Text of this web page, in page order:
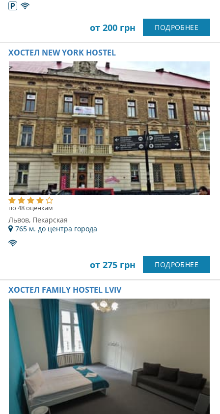
от 200 грн ПОДРОБНЕЕ
ХОСТЕЛ NEW YORK HOSTEL
по 48 оценкам
Львов, Пекарская
765 м. до центра города
от 275 грн ПОДРОБНЕЕ
ХОСТЕЛ FAMILY HOSTEL LVIV